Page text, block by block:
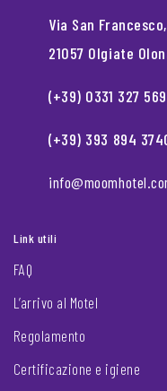
Via San
21057 Olgiate
(+39) 0331 327 569
(+39) 393 894
Link utili
FAQ
L’arrivo al Motel
Regolamento
Certificazione e igiene